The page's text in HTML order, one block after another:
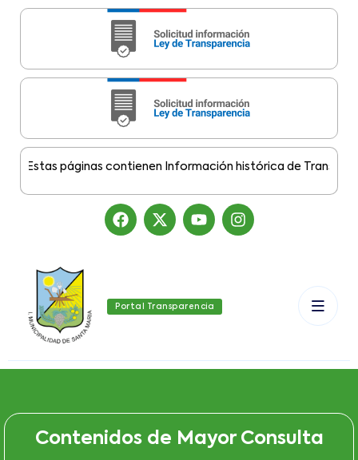
páginas contienen Información histórica de
Portal Transparencia
Contenidos de Mayor Consulta